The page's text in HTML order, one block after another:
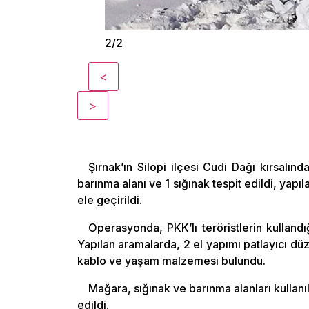
2/2
<
>
Şırnak’ın Silopi ilçesi Cudi Dağı
barınma alanı ve 1 sığınak tespit edildi,
ele geçirildi.
Operasyonda, PKK’lı teröristlerin
Yapılan aramalarda, 2 el yapımı patlayıcı
kablo ve yaşam malzemesi bulundu.
Mağara, sığınak ve barınma alanları
edildi.